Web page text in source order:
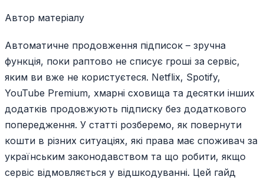
Автор матеріалу
Автоматичне продовження підписок – зручна
функція, поки раптово не списує гроші за сервіс,
яким ви вже не користуєтеся. Netflix, Spotify,
YouTube Premium, хмарні сховища та десятки інших
додатків продовжують підписку без додаткового
попередження. У статті розберемо, як повернути
кошти в різних ситуаціях, які права має споживач за
українським законодавством та що робити, якщо
сервіс відмовляється у відшкодуванні. Цей гайд